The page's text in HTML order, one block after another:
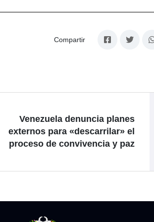
Compartir
Venezuela denuncia planes
externos para «descarrilar» el
proceso de convivencia y paz